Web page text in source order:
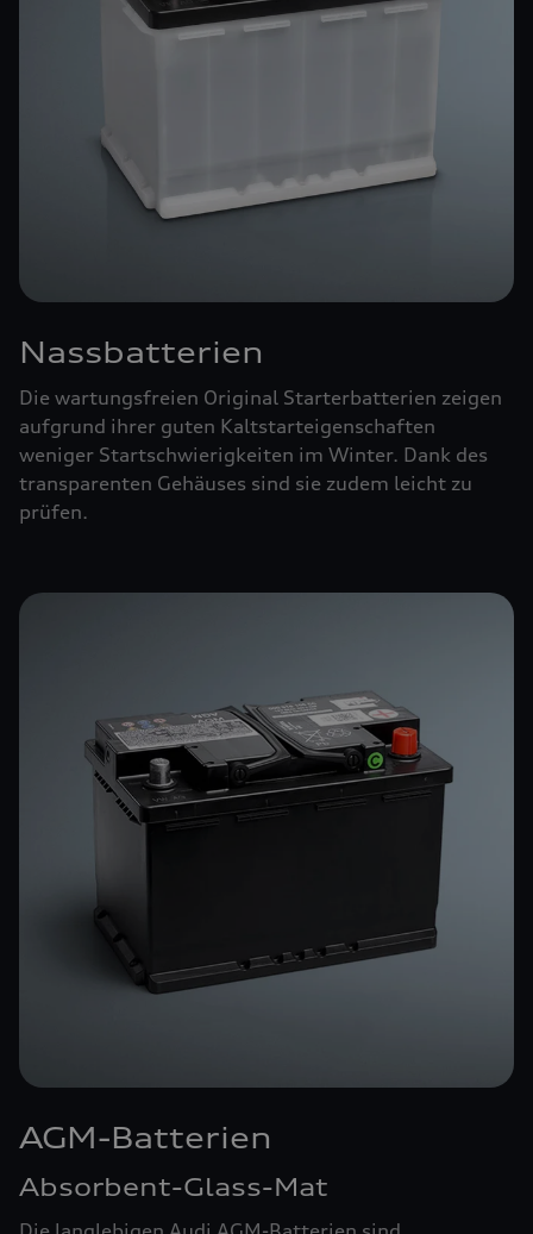
Nassbatterien
Die wartungsfreien Original Starterbatterien zeigen
aufgrund ihrer guten Kaltstarteigenschaften
weniger Startschwierigkeiten im Winter. Dank des
transparenten Gehäuses sind sie zudem leicht zu
prüfen.
AGM-Batterien
Absorbent-Glass-Mat